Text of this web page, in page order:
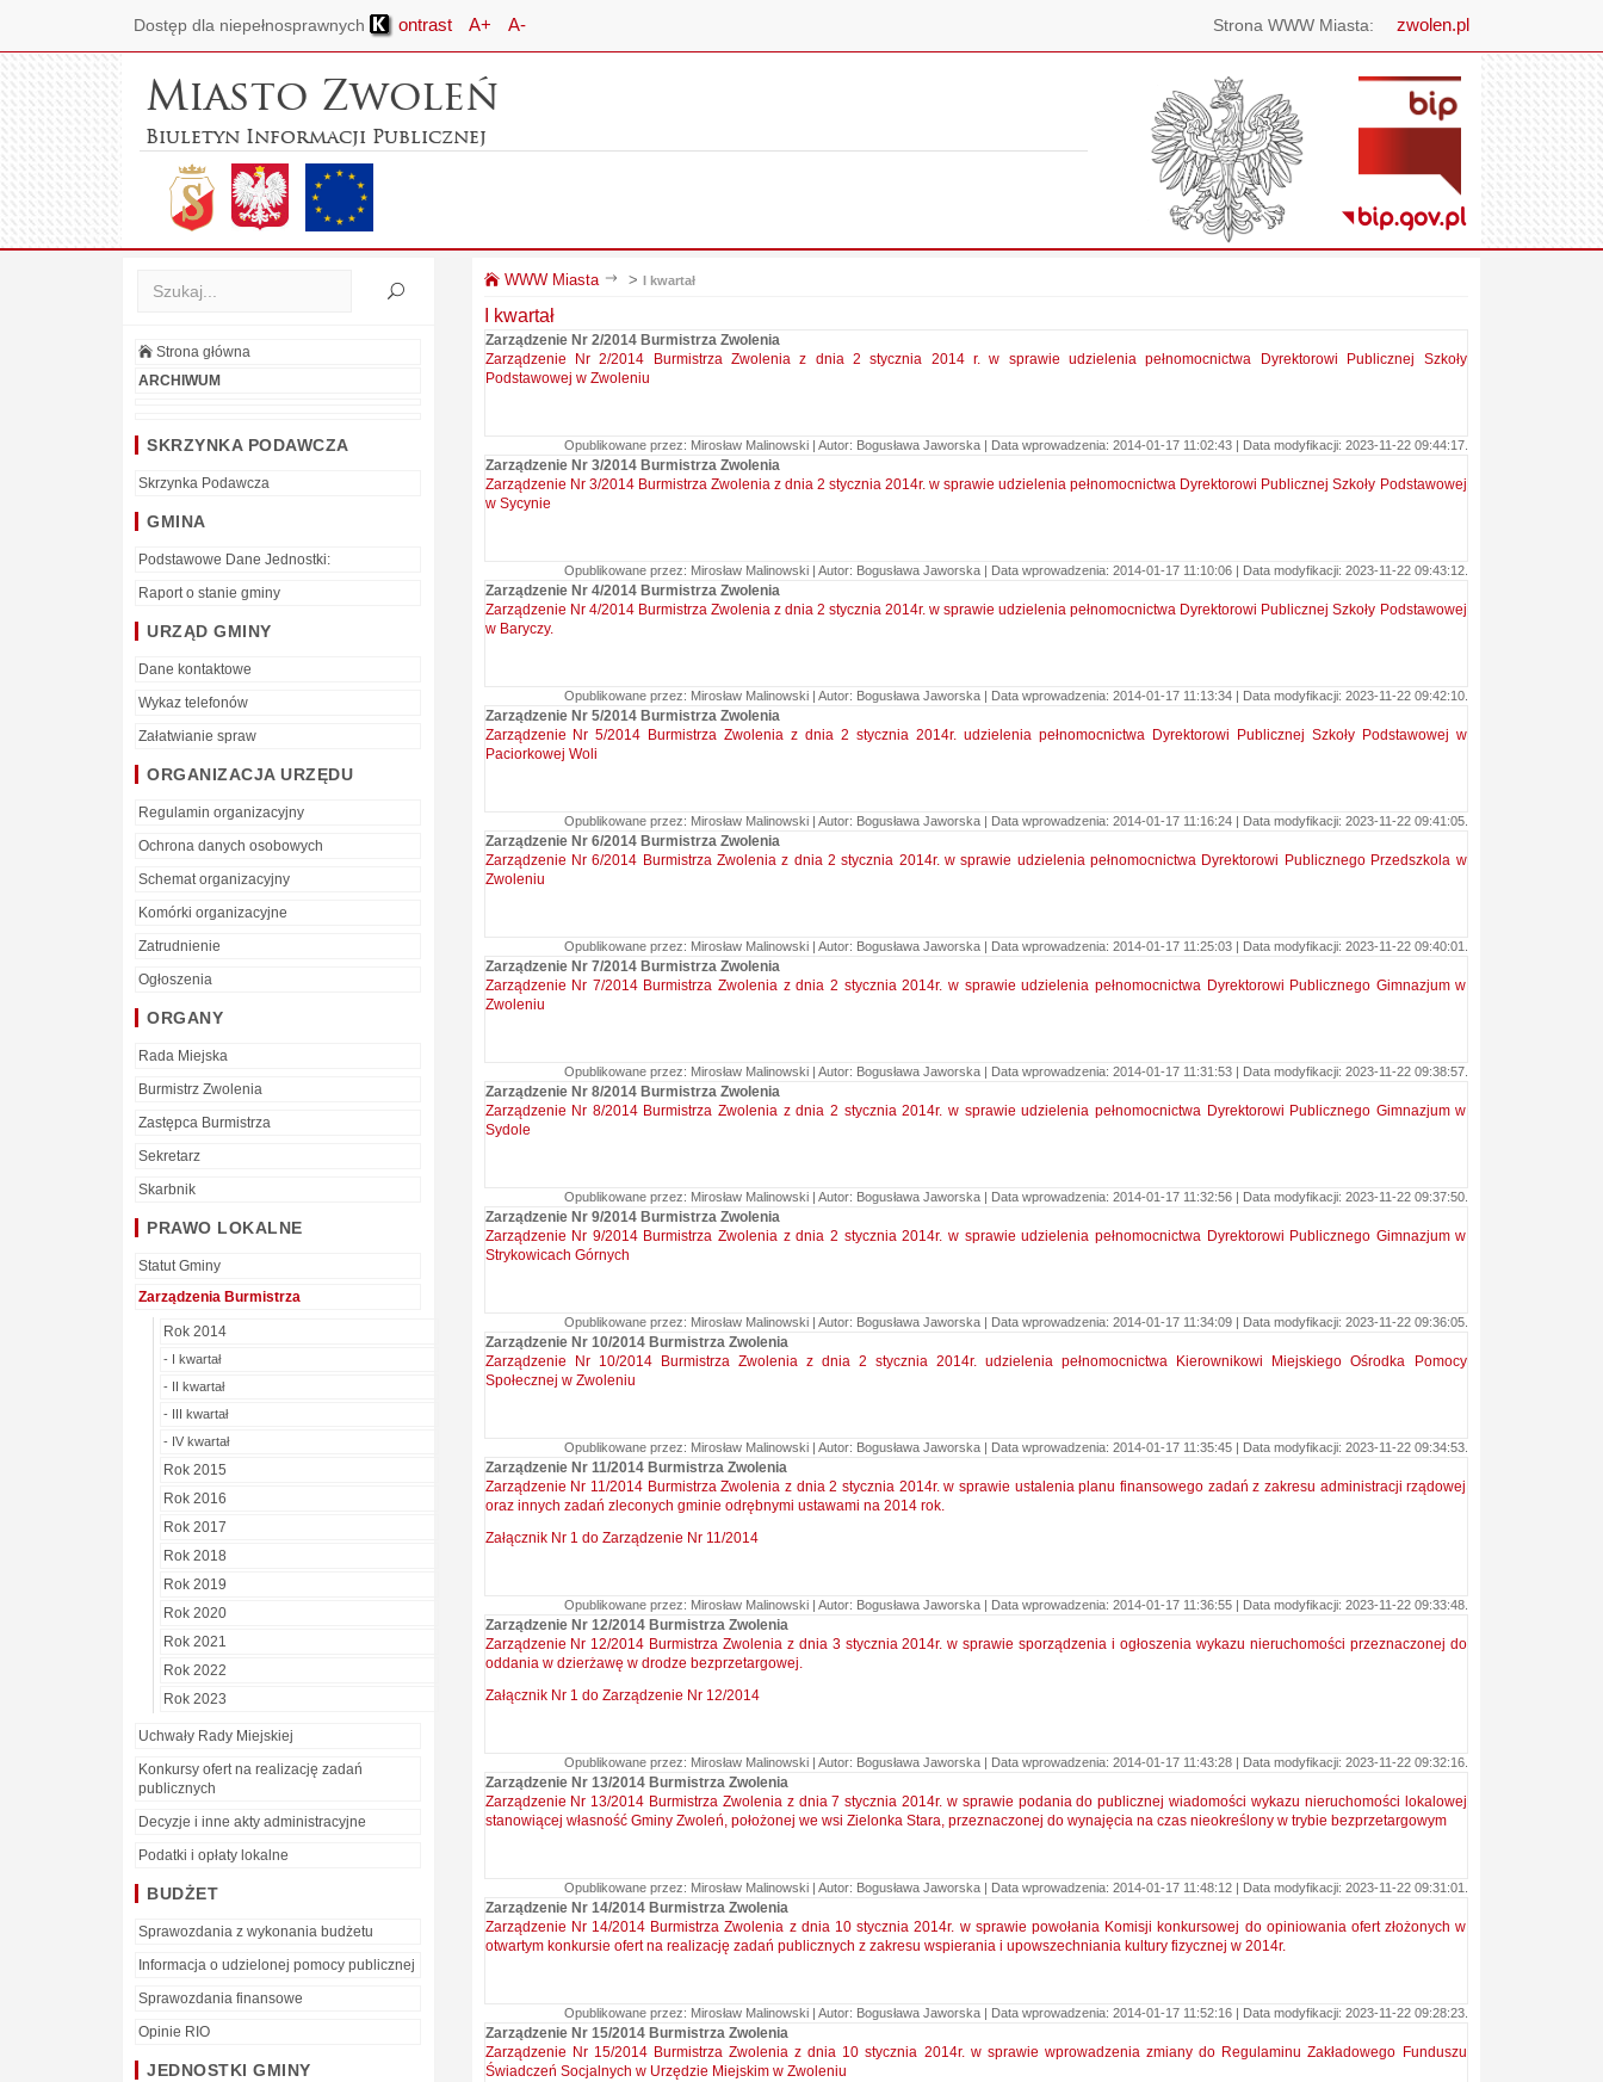
Dostęp dla niepełnosprawnych ontrast A+ A- Strona WWW Miasta: zwolen.pl
Miasto Zwoleń
Biuletyn Informacji Publicznej
Strona główna
ARCHIWUM
SKRZYNKA PODAWCZA
Skrzynka Podawcza
GMINA
Podstawowe Dane Jednostki:
Raport o stanie gminy
URZĄD GMINY
Dane kontaktowe
Wykaz telefonów
Załatwianie spraw
ORGANIZACJA URZĘDU
Regulamin organizacyjny
Ochrona danych osobowych
Schemat organizacyjny
Komórki organizacyjne
Zatrudnienie
Ogłoszenia
ORGANY
Rada Miejska
Burmistrz Zwolenia
Zastępca Burmistrza
Sekretarz
Skarbnik
PRAWO LOKALNE
Statut Gminy
Zarządzenia Burmistrza
Rok 2014
- I kwartał
- II kwartał
- III kwartał
- IV kwartał
Rok 2015
Rok 2016
Rok 2017
Rok 2018
Rok 2019
Rok 2020
Rok 2021
Rok 2022
Rok 2023
Uchwały Rady Miejskiej
Konkursy ofert na realizację zadań
publicznych
Decyzje i inne akty administracyjne
Podatki i opłaty lokalne
BUDŻET
Sprawozdania z wykonania budżetu
Informacja o udzielonej pomocy publicznej
Sprawozdania finansowe
Opinie RIO
JEDNOSTKI GMINY
WWW Miasta > I kwartał
I kwartał
Zarządzenie Nr 2/2014 Burmistrza Zwolenia
Zarządzenie Nr 2/2014 Burmistrza Zwolenia z dnia 2 stycznia 2014 r. w sprawie udzielenia pełnomocnictwa Dyrektorowi Publicznej Szkoły
Podstawowej w Zwoleniu
Opublikowane przez: Mirosław Malinowski | Autor: Bogusława Jaworska | Data wprowadzenia: 2014-01-17 11:02:43 | Data modyfikacji: 2023-11-22 09:44:17.
Zarządzenie Nr 3/2014 Burmistrza Zwolenia
Zarządzenie Nr 3/2014 Burmistrza Zwolenia z dnia 2 stycznia 2014r. w sprawie udzielenia pełnomocnictwa Dyrektorowi Publicznej Szkoły Podstawowej
w Sycynie
Opublikowane przez: Mirosław Malinowski | Autor: Bogusława Jaworska | Data wprowadzenia: 2014-01-17 11:10:06 | Data modyfikacji: 2023-11-22 09:43:12.
Zarządzenie Nr 4/2014 Burmistrza Zwolenia
Zarządzenie Nr 4/2014 Burmistrza Zwolenia z dnia 2 stycznia 2014r. w sprawie udzielenia pełnomocnictwa Dyrektorowi Publicznej Szkoły Podstawowej
w Baryczy.
Opublikowane przez: Mirosław Malinowski | Autor: Bogusława Jaworska | Data wprowadzenia: 2014-01-17 11:13:34 | Data modyfikacji: 2023-11-22 09:42:10.
Zarządzenie Nr 5/2014 Burmistrza Zwolenia
Zarządzenie Nr 5/2014 Burmistrza Zwolenia z dnia 2 stycznia 2014r. udzielenia pełnomocnictwa Dyrektorowi Publicznej Szkoły Podstawowej w
Paciorkowej Woli
Opublikowane przez: Mirosław Malinowski | Autor: Bogusława Jaworska | Data wprowadzenia: 2014-01-17 11:16:24 | Data modyfikacji: 2023-11-22 09:41:05.
Zarządzenie Nr 6/2014 Burmistrza Zwolenia
Zarządzenie Nr 6/2014 Burmistrza Zwolenia z dnia 2 stycznia 2014r. w sprawie udzielenia pełnomocnictwa Dyrektorowi Publicznego Przedszkola w
Zwoleniu
Opublikowane przez: Mirosław Malinowski | Autor: Bogusława Jaworska | Data wprowadzenia: 2014-01-17 11:25:03 | Data modyfikacji: 2023-11-22 09:40:01.
Zarządzenie Nr 7/2014 Burmistrza Zwolenia
Zarządzenie Nr 7/2014 Burmistrza Zwolenia z dnia 2 stycznia 2014r. w sprawie udzielenia pełnomocnictwa Dyrektorowi Publicznego Gimnazjum w
Zwoleniu
Opublikowane przez: Mirosław Malinowski | Autor: Bogusława Jaworska | Data wprowadzenia: 2014-01-17 11:31:53 | Data modyfikacji: 2023-11-22 09:38:57.
Zarządzenie Nr 8/2014 Burmistrza Zwolenia
Zarządzenie Nr 8/2014 Burmistrza Zwolenia z dnia 2 stycznia 2014r. w sprawie udzielenia pełnomocnictwa Dyrektorowi Publicznego Gimnazjum w
Sydole
Opublikowane przez: Mirosław Malinowski | Autor: Bogusława Jaworska | Data wprowadzenia: 2014-01-17 11:32:56 | Data modyfikacji: 2023-11-22 09:37:50.
Zarządzenie Nr 9/2014 Burmistrza Zwolenia
Zarządzenie Nr 9/2014 Burmistrza Zwolenia z dnia 2 stycznia 2014r. w sprawie udzielenia pełnomocnictwa Dyrektorowi Publicznego Gimnazjum w
Strykowicach Górnych
Opublikowane przez: Mirosław Malinowski | Autor: Bogusława Jaworska | Data wprowadzenia: 2014-01-17 11:34:09 | Data modyfikacji: 2023-11-22 09:36:05.
Zarządzenie Nr 10/2014 Burmistrza Zwolenia
Zarządzenie Nr 10/2014 Burmistrza Zwolenia z dnia 2 stycznia 2014r. udzielenia pełnomocnictwa Kierownikowi Miejskiego Ośrodka Pomocy
Społecznej w Zwoleniu
Opublikowane przez: Mirosław Malinowski | Autor: Bogusława Jaworska | Data wprowadzenia: 2014-01-17 11:35:45 | Data modyfikacji: 2023-11-22 09:34:53.
Zarządzenie Nr 11/2014 Burmistrza Zwolenia
Zarządzenie Nr 11/2014 Burmistrza Zwolenia z dnia 2 stycznia 2014r. w sprawie ustalenia planu finansowego zadań z zakresu administracji rządowej
oraz innych zadań zleconych gminie odrębnymi ustawami na 2014 rok.
Załącznik Nr 1 do Zarządzenie Nr 11/2014
Opublikowane przez: Mirosław Malinowski | Autor: Bogusława Jaworska | Data wprowadzenia: 2014-01-17 11:36:55 | Data modyfikacji: 2023-11-22 09:33:48.
Zarządzenie Nr 12/2014 Burmistrza Zwolenia
Zarządzenie Nr 12/2014 Burmistrza Zwolenia z dnia 3 stycznia 2014r. w sprawie sporządzenia i ogłoszenia wykazu nieruchomości przeznaczonej do
oddania w dzierżawę w drodze bezprzetargowej.
Załącznik Nr 1 do Zarządzenie Nr 12/2014
Opublikowane przez: Mirosław Malinowski | Autor: Bogusława Jaworska | Data wprowadzenia: 2014-01-17 11:43:28 | Data modyfikacji: 2023-11-22 09:32:16.
Zarządzenie Nr 13/2014 Burmistrza Zwolenia
Zarządzenie Nr 13/2014 Burmistrza Zwolenia z dnia 7 stycznia 2014r. w sprawie podania do publicznej wiadomości wykazu nieruchomości lokalowej
stanowiącej własność Gminy Zwoleń, położonej we wsi Zielonka Stara, przeznaczonej do wynajęcia na czas nieokreślony w trybie bezprzetargowym
Opublikowane przez: Mirosław Malinowski | Autor: Bogusława Jaworska | Data wprowadzenia: 2014-01-17 11:48:12 | Data modyfikacji: 2023-11-22 09:31:01.
Zarządzenie Nr 14/2014 Burmistrza Zwolenia
Zarządzenie Nr 14/2014 Burmistrza Zwolenia z dnia 10 stycznia 2014r. w sprawie powołania Komisji konkursowej do opiniowania ofert złożonych w
otwartym konkursie ofert na realizację zadań publicznych z zakresu wspierania i upowszechniania kultury fizycznej w 2014r.
Opublikowane przez: Mirosław Malinowski | Autor: Bogusława Jaworska | Data wprowadzenia: 2014-01-17 11:52:16 | Data modyfikacji: 2023-11-22 09:28:23.
Zarządzenie Nr 15/2014 Burmistrza Zwolenia
Zarządzenie Nr 15/2014 Burmistrza Zwolenia z dnia 10 stycznia 2014r. w sprawie wprowadzenia zmiany do Regulaminu Zakładowego Funduszu
Świadczeń Socjalnych w Urzędzie Miejskim w Zwoleniu